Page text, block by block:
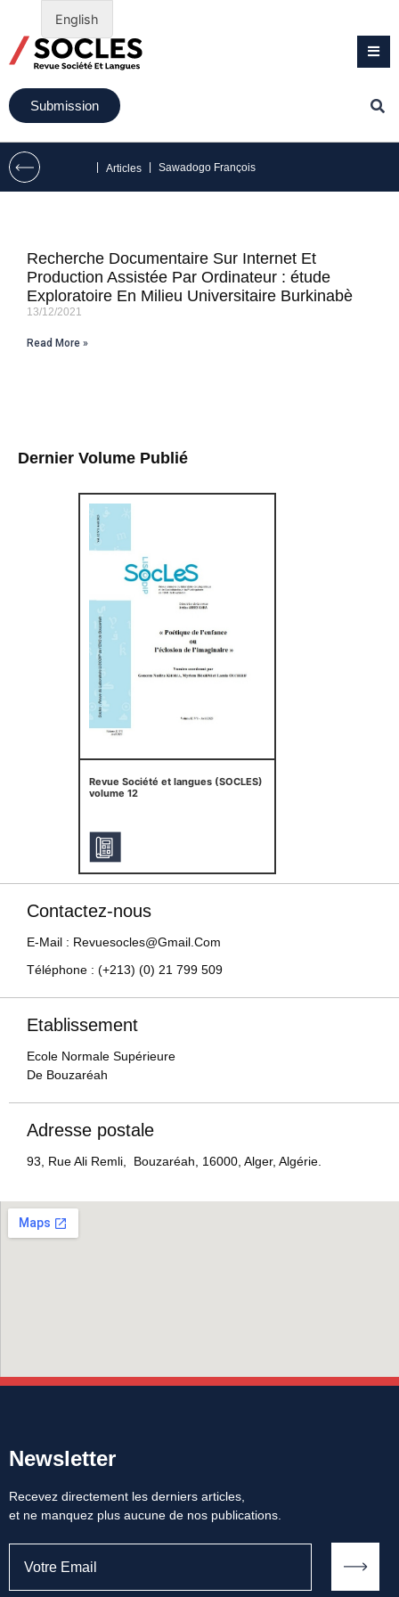
Submission
Articles Sawadogo François
Dernier Volume Publié
Revue Société et langues (SOCLES)
volume 12
Recherche Documentaire Sur Internet Et
Production Assistée Par Ordinateur : étude
Exploratoire En Milieu Universitaire Burkinabè
13/12/2021
Read More »
Contactez-nous
E-Mail : Revuesocles@gmail.com
Téléphone : (+213) (0) 21 799 509
Etablissement
Ecole Normale Supérieure
De Bouzaréah
Adresse postale
93, Rue Ali Remli, Bouzaréah, 16000, Alger, Algérie.
Newsletter
Recevez directement les derniers articles,
et ne manquez plus aucune de nos publications.
English